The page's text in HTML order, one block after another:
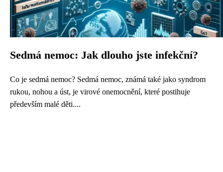
Sedmá nemoc: Jak dlouho jste infekční?
Co je sedmá nemoc? Sedmá nemoc, známá také jako syndrom
rukou, nohou a úst, je virové onemocnění, které postihuje
především malé děti....